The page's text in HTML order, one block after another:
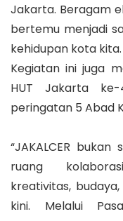
Jakarta. Beragam
bertemu menjadi
kehidupan kota kita.
Kegiatan ini juga
HUT Jakarta
peringatan 5 Abad
“JAKALCER
ruang
kreativitas,
kini. Melalui